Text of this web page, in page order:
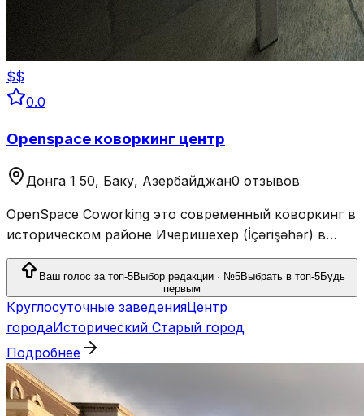
$$
0.0
Openspace коворкинг центр
Донга 1 50, Баку, Азербайджан0 отзывов
OpenSpace Coworking это современный коворкинг в
историческом районе Ичеришехер (İçərişəhər) в
Баку.
Ваш голос за топ-5Выбор редакции · №5Выбрать в топ-5Будь
первым
Круглосуточные заведенияЦентр
городаИсторический Старый город
Подробнее